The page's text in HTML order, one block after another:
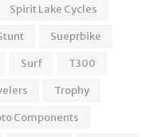
Spirit Lake Cycles
Sueprbike
Surf
T300
Trophy
Components